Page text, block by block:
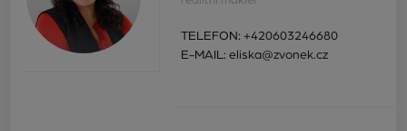
TELEFON: +420603246680
E-MAIL: eliska@zvonek.cz